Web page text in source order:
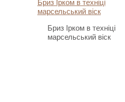
Бриз Ірком в техніці
марсельський віск